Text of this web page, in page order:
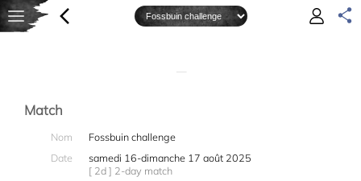
—
Match
Nom
Fossbuin challenge
Date
samedi 16-dimanche 17 août 2025
[ 2d ] 2-day match